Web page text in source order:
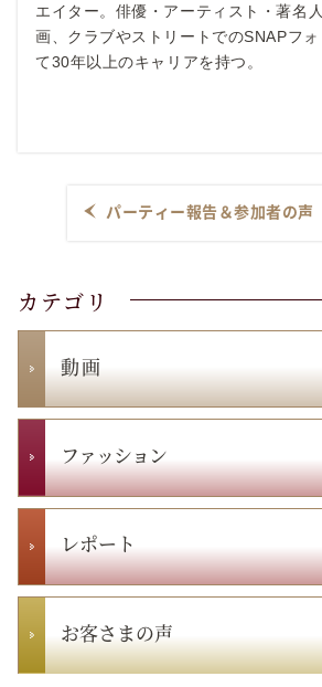
エイター。俳優・アーティスト・著名
画、クラブやストリートでのSNAPフ
て30年以上のキャリアを持つ。
パーティー報告＆参加者の
カテゴリ
動 画
ファッション
レポート
お客さまの声